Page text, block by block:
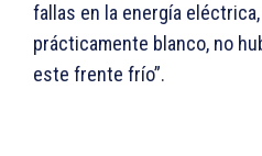
fallas en la energía
prácticamente blanco, no
este frente frío”.